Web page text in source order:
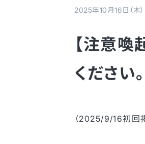
2025年10月16日（木）
【注意
ください。
（2025/9/16初回